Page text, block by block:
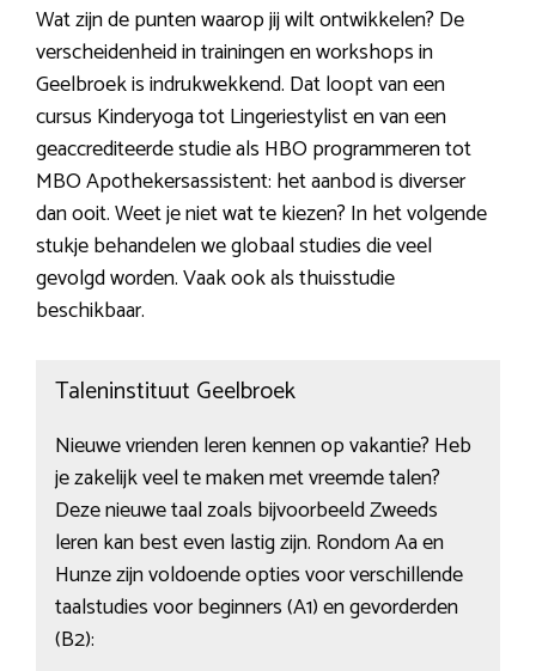
Wat zijn de punten waarop jij wilt ontwikkelen? De
verscheidenheid in trainingen en workshops in
Geelbroek is indrukwekkend. Dat loopt van een
cursus Kinderyoga tot Lingeriestylist en van een
geaccrediteerde studie als HBO programmeren tot
MBO Apothekersassistent: het aanbod is diverser
dan ooit. Weet je niet wat te kiezen? In het volgende
stukje behandelen we globaal studies die veel
gevolgd worden. Vaak ook als thuisstudie
beschikbaar.
Taleninstituut Geelbroek
Nieuwe vrienden leren kennen op vakantie? Heb
je zakelijk veel te maken met vreemde talen?
Deze nieuwe taal zoals bijvoorbeeld Zweeds
leren kan best even lastig zijn. Rondom Aa en
Hunze zijn voldoende opties voor verschillende
taalstudies voor beginners (A1) en gevorderden
(B2):